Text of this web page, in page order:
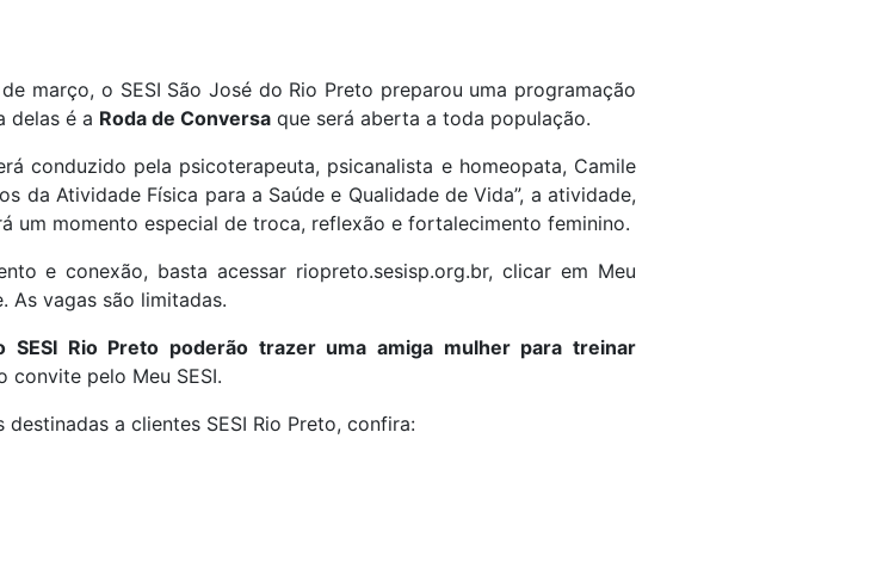
março, o SESI São José do Rio Preto preparou uma programação
delas é a Roda de Conversa que será aberta a toda população.
conduzido pela psicoterapeuta, psicanalista e homeopata, Camile
da Atividade Física para a Saúde e Qualidade de Vida”, a atividade,
um momento especial de troca, reflexão e fortalecimento feminino.
e conexão, basta acessar riopreto.sesisp.org.br, clicar em Meu
As vagas são limitadas.
SESI Rio Preto poderão trazer uma amiga mulher para treinar
convite pelo Meu SESI.
a clientes SESI Rio Preto, confira: